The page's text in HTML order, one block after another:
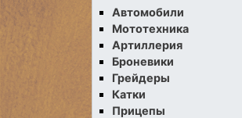
Автомобили
Мототехника
Артиллерия
Броневики
Грейдеры
Катки
Прицепы